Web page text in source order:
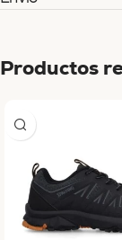
Productos